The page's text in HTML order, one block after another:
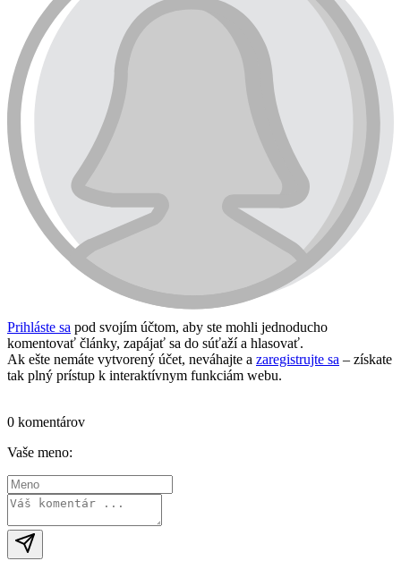
Prihláste sa pod svojím účtom, aby ste mohli jednoducho
komentovať články, zapájať sa do súťaží a hlasovať.
Ak ešte nemáte vytvorený účet, neváhajte a zaregistrujte sa – získate
tak plný prístup k interaktívnym funkciám webu.
0 komentárov
Vaše meno: